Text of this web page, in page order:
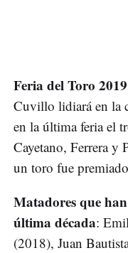
Feria del Toro
Cuvillo lidiará en la
en la última feria el
Cayetano, Ferrera y
un toro fue
Matadores que
última década:
(2018), Juan